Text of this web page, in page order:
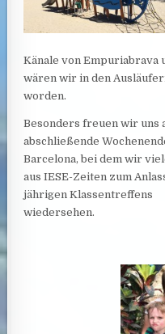
Känale von Empuriabrava
wären wir in den
worden.
Besonders freuen wir uns
abschließende
Barcelona, bei dem wir
aus IESE-Zeiten zum
jährigen Klassentreffens
wiedersehen.